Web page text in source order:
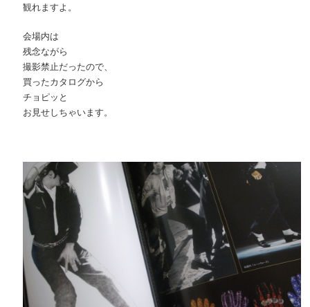
観れますよ。
会場内は
残念ながら
撮影禁止だったので、
買ったカタログから
チョピッと
お見せしちゃいます。